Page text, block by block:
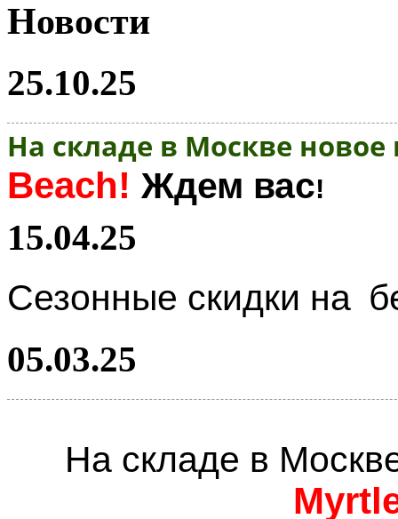
Новости
25.10.25
На складе в Москве
Beach! Ждем вас!
15.04.25
Сезонные скидки на
05.03.25
На складе в